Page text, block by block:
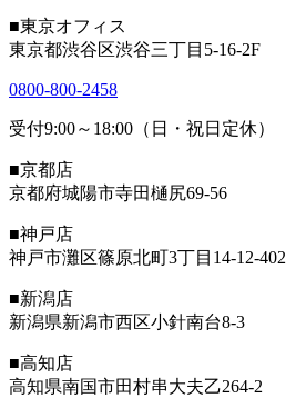
■東京オフィス
東京都渋谷区渋谷三丁目5-16-2F
0800-800-2458
受付9:00～18:00（日・祝日定休）
■京都店
京都府城陽市寺田樋尻69-56
■神戸店
神戸市灘区篠原北町3丁目14-12-402
■新潟店
新潟県新潟市西区小針南台8-3
■高知店
高知県南国市田村串大夫乙264-2